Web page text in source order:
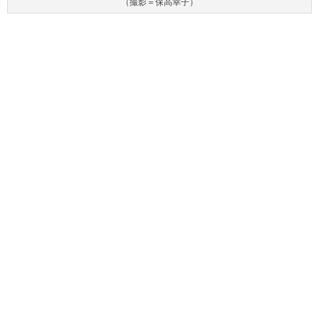
（撮影＝保高幸子）